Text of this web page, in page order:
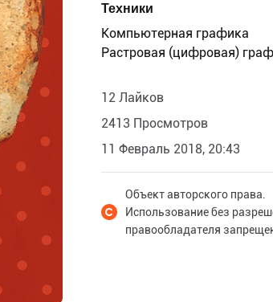
Техники
Компьютерная графика
Растровая (цифровая)
12 Лайков
2413 Просмотров
11 Февраль 2018, 20:43
Объект авторского права.
Использование без
правообладателя